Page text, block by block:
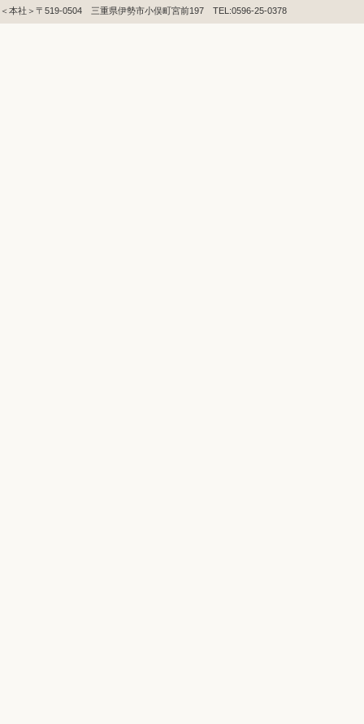
＜本社＞〒519-0504 三重県伊勢市小俣町宮前197 TEL:0596-25-0378